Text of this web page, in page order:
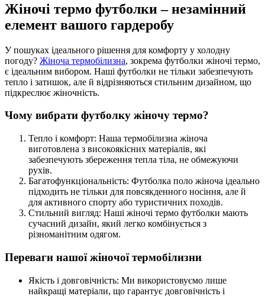
Жіночі термо футболки – незамінний
елемент вашого гардеробу
У пошуках ідеального рішення для комфорту у холодну
погоду? Жіноча термобілизна, зокрема футболки жіночі термо,
є ідеальним вибором. Наші футболки не тільки забезпечують
тепло і затишок, але й відрізняються стильним дизайном, що
підкреслює жіночність.
Чому вибрати футболку жіночу термо?
Тепло і комфорт: Наша термобілизна жіноча
виготовлена з високоякісних матеріалів, які
забезпечують збереження тепла тіла, не обмежуючи
рухів.
Багатофункціональність: Футболка поло жіноча ідеально
підходить не тільки для повсякденного носіння, але й
для активного спорту або туристичних походів.
Стильний вигляд: Наші жіночі термо футболки мають
сучасний дизайн, який легко комбінується з
різноманітним одягом.
Переваги нашої жіночої термобілизни
Якість і довговічність: Ми використовуємо лише
найкращі матеріали, що гарантує довговічність і